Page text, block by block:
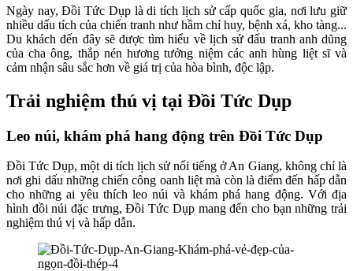
Ngày nay, Đồi Tức Dụp là di tích lịch sử cấp quốc gia, nơi lưu giữ
nhiều dấu tích của chiến tranh như hầm chỉ huy, bệnh xá, kho tàng...
Du khách đến đây sẽ được tìm hiểu về lịch sử đấu tranh anh dũng
của cha ông, thắp nén hương tưởng niệm các anh hùng liệt sĩ và
cảm nhận sâu sắc hơn về giá trị của hòa bình, độc lập.
Trải nghiệm thú vị tại Đồi Tức Dụp
Leo núi, khám phá hang động trên Đồi Tức Dụp
Đồi Tức Dụp, một di tích lịch sử nổi tiếng ở An Giang, không chỉ là
nơi ghi dấu những chiến công oanh liệt mà còn là điểm đến hấp dẫn
cho những ai yêu thích leo núi và khám phá hang động. Với địa
hình đồi núi đặc trưng, Đồi Tức Dụp mang đến cho bạn những trải
nghiệm thú vị và hấp dẫn.